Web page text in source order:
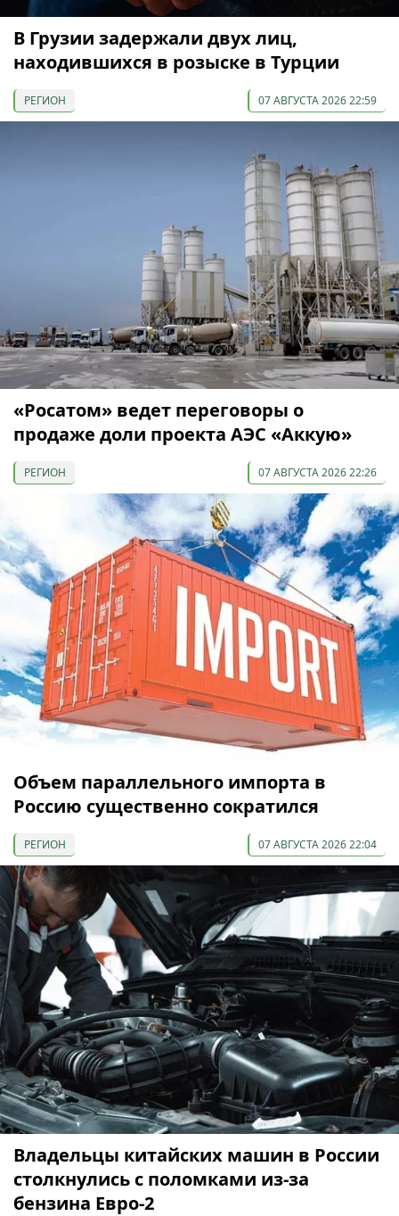
В Грузии задержали двух лиц,
находившихся в розыске в Турции
РЕГИОН 07 АВГУСТА 2026 22:59
«Росатом» ведет переговоры о
продаже доли проекта АЭС «Аккую»
РЕГИОН 07 АВГУСТА 2026 22:26
Объем параллельного импорта в
Россию существенно сократился
РЕГИОН 07 АВГУСТА 2026 22:04
Владельцы китайских машин в России
столкнулись с поломками из-за
бензина Евро-2